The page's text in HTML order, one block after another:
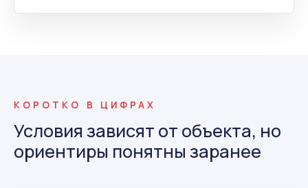
КОРОТКО В ЦИФРАХ
Условия зависят от объекта, но
ориентиры понятны заранее